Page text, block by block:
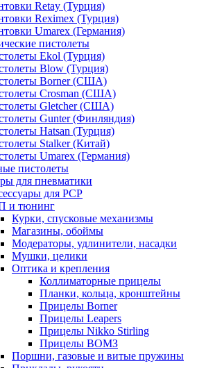
Retay (Турция)
Reximex (Турция)
Umarex (Германия)
пистолеты
Ekol (Турция)
Blow (Турция)
Borner (США)
Crosman (США)
Gletcher (США)
Gunter (Финляндия)
Hatsan (Турция)
Stalker (Китай)
Umarex (Германия)
пистолеты
для пневматики
для PCP
и тюнинг
Курки, спусковые механизмы
Магазины, обоймы
Модераторы, удлинители, насадки
Мушки, целики
Оптика и крепления
Коллиматорные прицелы
Планки, кольца, кронштейны
Прицелы Borner
Прицелы Leapers
Прицелы Nikko Stirling
Прицелы ВОМЗ
Поршни, газовые и витые пружины